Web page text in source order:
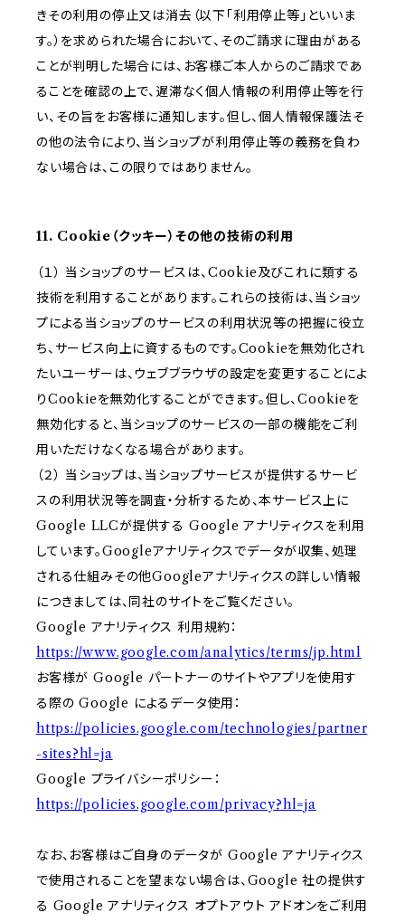
きその利用の停止又は消去（以下「利用停止等」といいま
す。）を求められた場合において、そのご請求に理由がある
ことが判明した場合には、お客様ご本人からのご請求であ
ることを確認の上で、遅滞なく個人情報の利用停止等を行
い、その旨をお客様に通知します。但し、個人情報保護法そ
の他の法令により、当ショップが利用停止等の義務を負わ
ない場合は、この限りではありません。
11. Cookie（クッキー）その他の技術の利用
（１） 当ショップのサービスは、Cookie及びこれに類する
技術を利用することがあります。これらの技術は、当ショッ
プによる当ショップのサービスの利用状況等の把握に役立
ち、サービス向上に資するものです。Cookieを無効化され
たいユーザーは、ウェブブラウザの設定を変更することによ
りCookieを無効化することができます。但し、Cookieを
無効化すると、当ショップのサービスの一部の機能をご利
用いただけなくなる場合があります。
（２） 当ショップは、当ショップサービスが提供するサービ
スの利用状況等を調査・分析するため、本サービス上に
Google LLCが提供する Google アナリティクスを利用
しています。Googleアナリティクスでデータが収集、処理
される仕組みその他Googleアナリティクスの詳しい情報
につきましては、同社のサイトをご覧ください。
Google アナリティクス 利用規約：
https://www.google.com/analytics/terms/jp.html
お客様が Google パートナーのサイトやアプリを使用す
る際の Google によるデータ使用：
https://policies.google.com/technologies/partner
-sites?hl=ja
Google プライバシーポリシー：
https://policies.google.com/privacy?hl=ja
なお、お客様はご自身のデータが Google アナリティクス
で使用されることを望まない場合は、Google 社の提供す
る Google アナリティクス オプトアウト アドオンをご利用